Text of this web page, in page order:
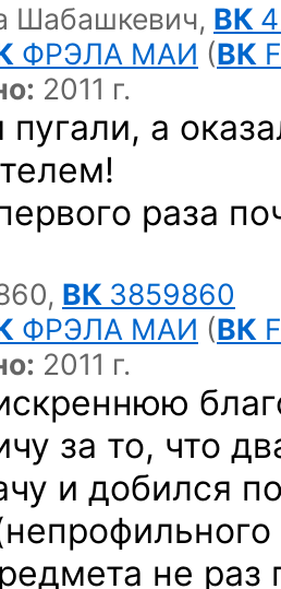
Шабашкевич, ВК
ФРЭЛА МАИ (ВК
2011 г.
а
раза
ВК 3859860
ФРЭЛА МАИ (ВК
2011 г.
за то, что
и добился
не раз